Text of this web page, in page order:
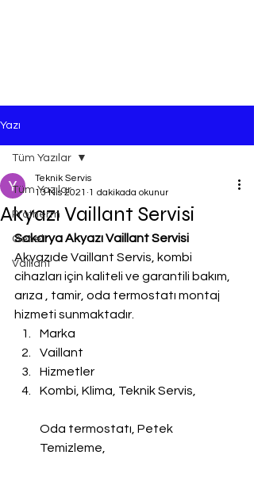
Yazı
Tüm Yazılar
Protherm
Genel
Vaillant
Tüm Yazılar
Akyazı Vaillant Servisi
Teknik Servis
13 Nis 2021 1 dakikada okunur
Sakarya Akyazı Vaillant Servisi
Akyazıde Vaillant Servis, kombi
cihazları için kaliteli ve garantili bakım,
arıza , tamir, oda termostatı montaj
hizmeti sunmaktadır.
Marka
Vaillant
Hizmetler
Kombi, Klima, Teknik Servis,
Oda termostatı, Petek
Temizleme,